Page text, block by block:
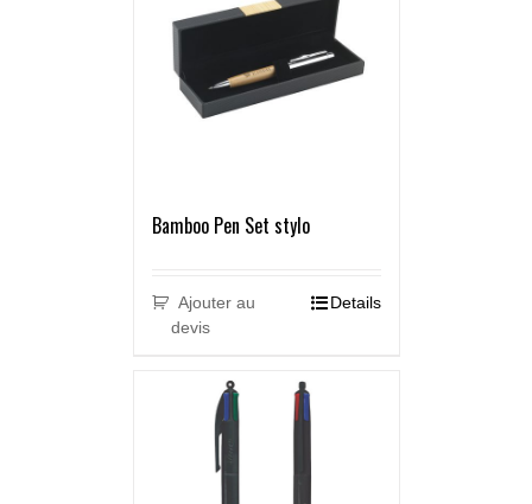
Bamboo Pen Set stylo
Ajouter au
devis
Details